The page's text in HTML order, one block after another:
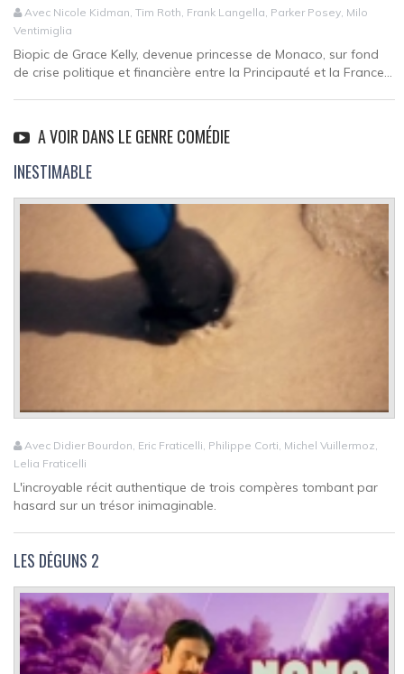
Avec Nicole Kidman, Tim Roth, Frank Langella, Parker Posey, Milo
Ventimiglia
Biopic de Grace Kelly, devenue princesse de Monaco, sur fond
de crise politique et financière entre la Principauté et la France...
A VOIR DANS LE GENRE COMÉDIE
INESTIMABLE
Avec Didier Bourdon, Eric Fraticelli, Philippe Corti, Michel Vuillermoz,
Lelia Fraticelli
L'incroyable récit authentique de trois compères tombant par
hasard sur un trésor inimaginable.
LES DÉGUNS 2